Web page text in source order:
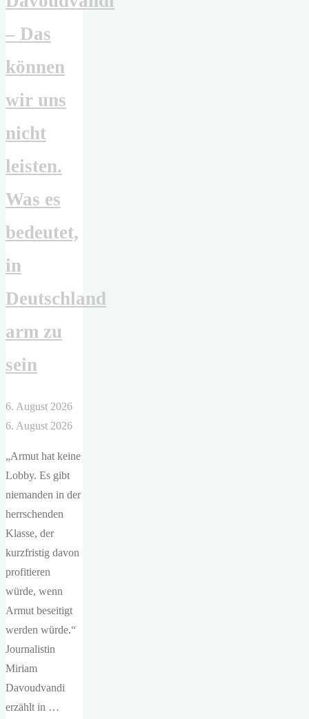
– Das
können
wir uns
nicht
leisten.
Was es
bedeutet,
in
Deutschland
arm zu
sein
6. August 2026
6. August 2026
„Armut hat keine
Lobby. Es gibt
niemanden in der
herrschenden
Klasse, der
kurzfristig davon
profitieren
würde, wenn
Armut beseitigt
werden würde.“
Journalistin
Miriam
Davoudvandi
erzählt in …